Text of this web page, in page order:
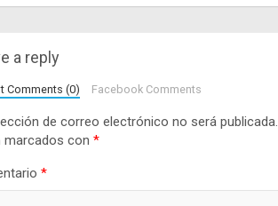
a reply
Comments (0) Facebook Comments
de correo electrónico no será publicada.
marcados con *
*